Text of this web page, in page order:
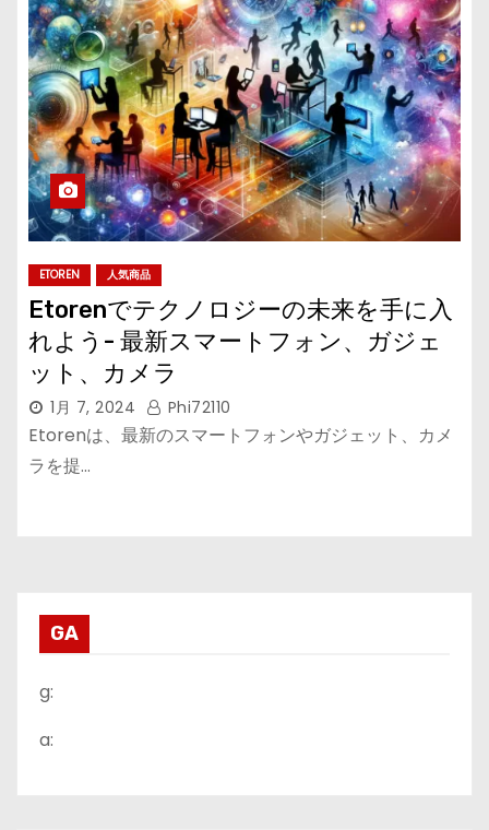
ETOREN 人気商品
Etorenでテクノロジーの未来を手に入
れよう- 最新スマートフォン、ガジェ
ット、カメラ
1月 7, 2024 Phi72110
Etorenは、最新のスマートフォンやガジェット、カメ
ラを提…
GA
g:
a: